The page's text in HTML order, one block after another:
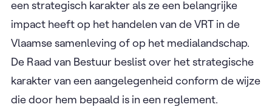
een strategisch karakter als ze een belangrijke
impact heeft op het handelen van de VRT in de
Vlaamse samenleving of op het medialandschap.
De Raad van Bestuur beslist over het strategische
karakter van een aangelegenheid conform de wijze
die door hem bepaald is in een reglement.